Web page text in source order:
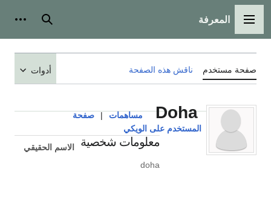
القائمة الرئيسية
المعرفة بحث
صفحة مستخدم ناقش هذه الصفحة أدوات
Doha مساهمات |
صفحة
المستخدم على الويكي
معلومات شخصية
الاسم الحقيقي
doha